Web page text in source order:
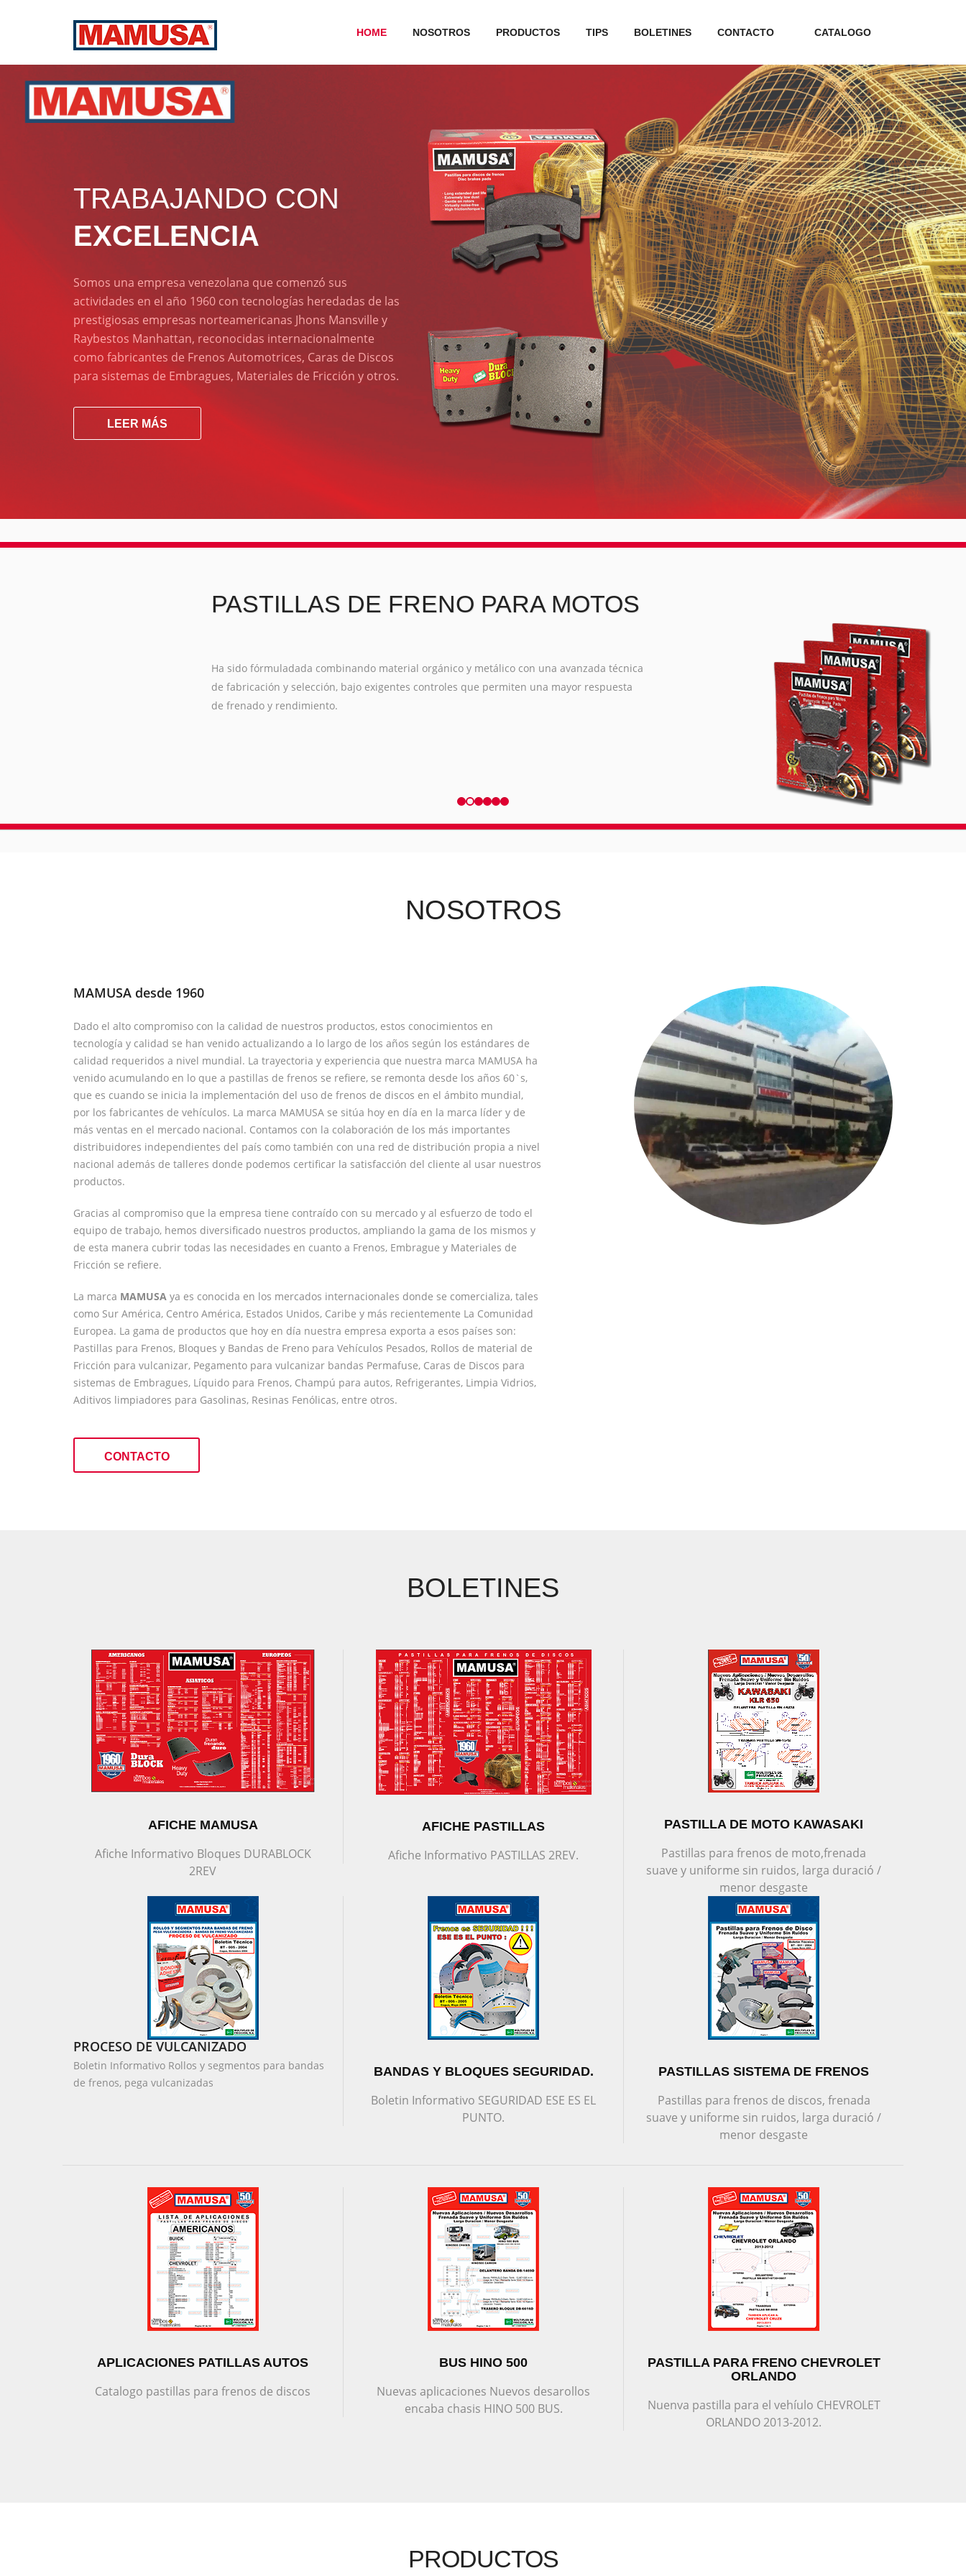
HOME NOSOTROS PRODUCTOS TIPS BOLETINES CONTACTO CATALOGO
TRABAJANDO CON
EXCELENCIA
Somos una empresa venezolana que comenzó sus
actividades en el año 1960 con tecnologías heredadas de las
prestigiosas empresas norteamericanas Jhons Mansville y
Raybestos Manhattan, reconocidas internacionalmente
como fabricantes de Frenos Automotrices, Caras de Discos
para sistemas de Embragues, Materiales de Fricción y otros.
LEER MÁS
PASTILLAS DE FRENO PARA MOTOS
Ha sido fórmuladada combinando material orgánico y metálico con una avanzada técnica
de fabricación y selección, bajo exigentes controles que permiten una mayor respuesta
de frenado y rendimiento.
NOSOTROS
MAMUSA desde 1960
Dado el alto compromiso con la calidad de nuestros productos, estos conocimientos en
tecnología y calidad se han venido actualizando a lo largo de los años según los estándares de
calidad requeridos a nivel mundial. La trayectoria y experiencia que nuestra marca MAMUSA ha
venido acumulando en lo que a pastillas de frenos se refiere, se remonta desde los años 60`s,
que es cuando se inicia la implementación del uso de frenos de discos en el ámbito mundial,
por los fabricantes de vehículos. La marca MAMUSA se sitúa hoy en día en la marca líder y de
más ventas en el mercado nacional. Contamos con la colaboración de los más importantes
distribuidores independientes del país como también con una red de distribución propia a nivel
nacional además de talleres donde podemos certificar la satisfacción del cliente al usar nuestros
productos.
Gracias al compromiso que la empresa tiene contraído con su mercado y al esfuerzo de todo el
equipo de trabajo, hemos diversificado nuestros productos, ampliando la gama de los mismos y
de esta manera cubrir todas las necesidades en cuanto a Frenos, Embrague y Materiales de
Fricción se refiere.
La marca MAMUSA ya es conocida en los mercados internacionales donde se comercializa, tales
como Sur América, Centro América, Estados Unidos, Caribe y más recientemente La Comunidad
Europea. La gama de productos que hoy en día nuestra empresa exporta a esos países son:
Pastillas para Frenos, Bloques y Bandas de Freno para Vehículos Pesados, Rollos de material de
Fricción para vulcanizar, Pegamento para vulcanizar bandas Permafuse, Caras de Discos para
sistemas de Embragues, Líquido para Frenos, Champú para autos, Refrigerantes, Limpia Vidrios,
Aditivos limpiadores para Gasolinas, Resinas Fenólicas, entre otros.
CONTACTO
BOLETINES
AFICHE MAMUSA
Afiche Informativo Bloques DURABLOCK
2REV
AFICHE PASTILLAS
Afiche Informativo PASTILLAS 2REV.
PASTILLA DE MOTO KAWASAKI
Pastillas para frenos de moto,frenada
suave y uniforme sin ruidos, larga duració /
menor desgaste
PROCESO DE VULCANIZADO
Boletin Informativo Rollos y segmentos para bandas
de frenos, pega vulcanizadas
BANDAS Y BLOQUES SEGURIDAD.
Boletin Informativo SEGURIDAD ESE ES EL
PUNTO.
PASTILLAS SISTEMA DE FRENOS
Pastillas para frenos de discos, frenada
suave y uniforme sin ruidos, larga duració /
menor desgaste
APLICACIONES PATILLAS AUTOS
Catalogo pastillas para frenos de discos
BUS HINO 500
Nuevas aplicaciones Nuevos desarollos
encaba chasis HINO 500 BUS.
PASTILLA PARA FRENO CHEVROLET
ORLANDO
Nuenva pastilla para el vehíulo CHEVROLET
ORLANDO 2013-2012.
PRODUCTOS